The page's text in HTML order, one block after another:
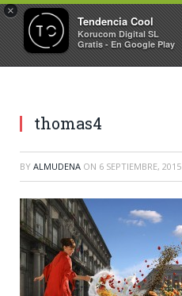
×
Tendencia Cool
Korucom Digital SL
Gratis - En Google Play
thomas4
BY ALMUDENA ON 6 SEPTIEMBRE, 2015